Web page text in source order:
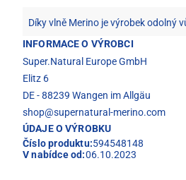
Díky vlně Merino je výrobek odolný
INFORMACE O VÝROBCI
Super.Natural Europe GmbH
Elitz 6
DE - 88239 Wangen im Allgäu
shop@supernatural-merino.com
ÚDAJE O VÝROBKU
Číslo produktu:594548148
V nabídce od:06.10.2023